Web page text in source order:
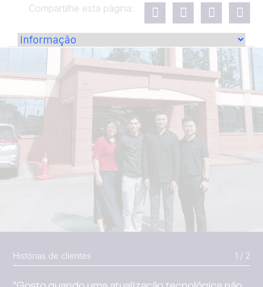
Compartilhe esta página: